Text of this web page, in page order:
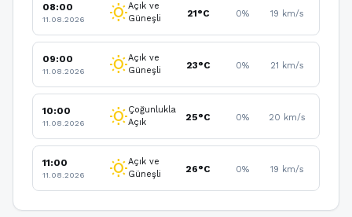
08:00
11.08.2026 wb_sunnyAçık ve
Güneşli
21°C 0% 19 km/s
09:00
11.08.2026 wb_sunnyAçık ve
Güneşli
23°C 0% 21 km/s
10:00
11.08.2026 wb_sunnyÇoğunlukla
Açık
25°C 0% 20 km/s
11:00
11.08.2026 wb_sunnyAçık ve
Güneşli
26°C 0% 19 km/s